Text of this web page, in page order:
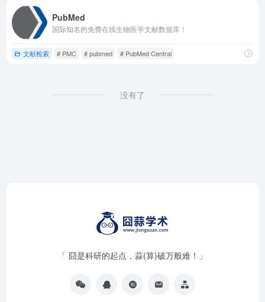
PubMed
国际知名的免费在线生物医学文献数据库！
文献检索 # PMC # pubmed # PubMed Central
没有了
「 囧是科研的起点，蒜(算)破万般难！」